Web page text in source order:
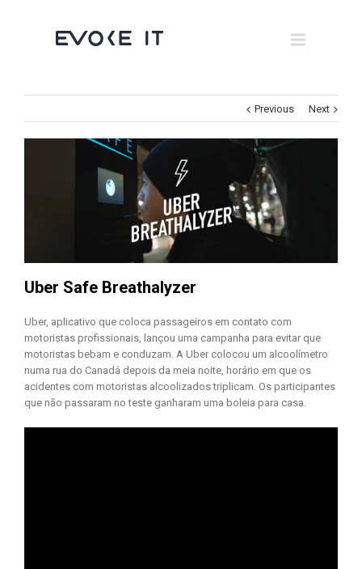
×
Museums
Corporate
All
Previous Next
Uber Safe Breathalyzer
Uber, aplicativo que coloca passageiros em contato com
motoristas profissionais, lançou uma campanha para evitar que
motoristas bebam e conduzam. A Uber colocou um alcoolímetro
numa rua do Canadá depois da meia noite, horário em que os
acidentes com motoristas alcoolizados triplicam. Os participantes
que não passaram no teste ganharam uma boleia para casa.